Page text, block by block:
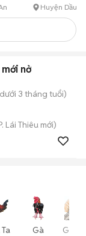
Huyện Dầu
nở
3 tháng tuổi)
Lái Thiêu mới)
Gà
Gà